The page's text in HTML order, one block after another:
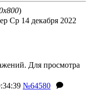
)
Ср 14 декабря 2022
Для просмотра
№64580